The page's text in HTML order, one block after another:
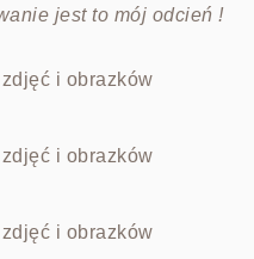
jest to mój odcień !